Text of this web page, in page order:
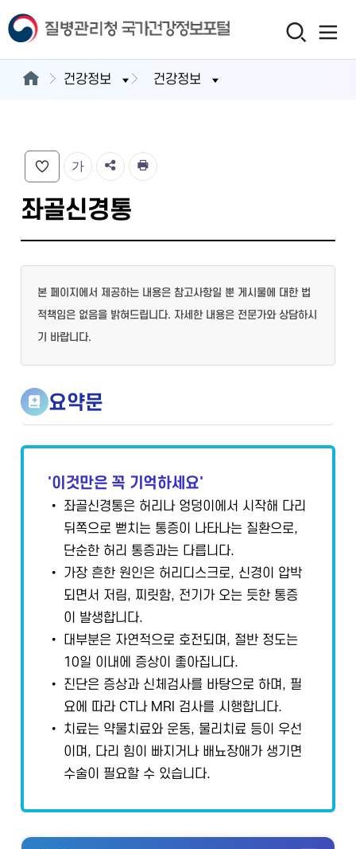
건강정보 건강정보
가
좌골신경통
본 페이지에서 제공하는 내용은 참고사항일 뿐 게시물에 대한 법
적책임은 없음을 밝혀드립니다. 자세한 내용은 전문가와 상담하시
기 바랍니다.
요약문
'이것만은 꼭 기억하세요'
• 좌골신경통은 허리나 엉덩이에서 시작해 다리
뒤쪽으로 뻗치는 통증이 나타나는 질환으로,
단순한 허리 통증과는 다릅니다.
• 가장 흔한 원인은 허리디스크로, 신경이 압박
되면서 저림, 찌릿함, 전기가 오는 듯한 통증
이 발생합니다.
• 대부분은 자연적으로 호전되며, 절반 정도는
10일 이내에 증상이 좋아집니다.
• 진단은 증상과 신체검사를 바탕으로 하며, 필
요에 따라 CT나 MRI 검사를 시행합니다.
• 치료는 약물치료와 운동, 물리치료 등이 우선
이며, 다리 힘이 빠지거나 배뇨장애가 생기면
수술이 필요할 수 있습니다.